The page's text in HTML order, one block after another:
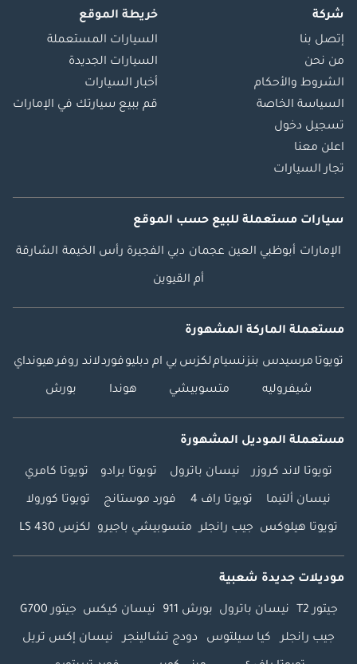
متر، سعة المحرك:
٧٦٨٤ سم مكعب،
الاستخدامات:
شاحنات نقل البضائع،
الصندوقية الفولاذية،
شاحنات نقل البضائع
ذات الألواح مع وحدة
قلابة، شاحنات ضغط
شركة
إتصل بنا
من نحن
الشروط والأحكام
السياسة الخاصة
تسجيل دخول
اعلن معنا
تجار السيارات
خريطة الموقع
السيارات المستعملة
السيارات الجديدة
أخبار السيارات
قم ببيع سيارتك في الإمارات
سيارات مستعملة للبيع حسب الموقع
الإمارات أبوظبي العين عجمان دبي الفجيرة رأس الخيمة الشارقة
أم القيوين
مستعملة الماركة المشهورة
تويوتا مرسيدس بنزنسياملكزس بي ام دبليوفوردلاند روفرهيونداي
شيفروليه متسوبيشي هوندا بورش
مستعملة الموديل المشهورة
تويوتا لاند كروزر نيسان باترول تويوتا برادو تويوتا كامري
نيسان ألتيما تويوتا راف 4 فورد موستانج تويوتا كورولا
تويوتا هيلوكس جيب رانجلر متسوبيشي باجيرو لكزس LS 430
موديلات جديدة شعبية
جيتور T2 نيسان باترول بورش 911 نيسان كيكس جيتور G700
جيب رانجلر كيا سيلتوس دودج تشالينجر نيسان إكس تريل